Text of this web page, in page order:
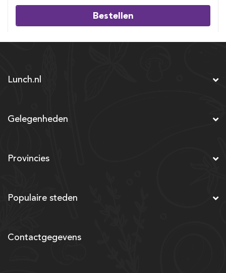
Bestellen
Lunch.nl
Gelegenheden
Provincies
Populaire steden
Contactgegevens